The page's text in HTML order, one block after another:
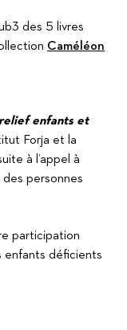
des 5 livres
Caméléon
enfants et
Forja et la
à l’appel à
personnes
participation
enfants déficients